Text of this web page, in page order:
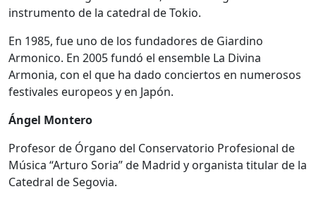
instrumento de la catedral de Tokio.
En 1985, fue uno de los fundadores de Giardino
Armonico. En 2005 fundó el ensemble La Divina
Armonia, con el que ha dado conciertos en numerosos
festivales europeos y en Japón.
Ángel Montero
Profesor de Órgano del Conservatorio Profesional de
Música “Arturo Soria” de Madrid y organista titular de la
Catedral de Segovia.